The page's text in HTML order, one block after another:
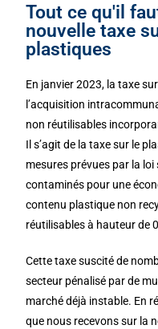
Tout ce qu'il
nouvelle taxe
plastiques
En janvier 2023, la taxe
l’acquisition
non réutilisables
Il s’agit de la taxe sur le
mesures prévues par la
contaminés pour une
contenu plastique non
réutilisables à hauteur de
Cette taxe suscité de
secteur pénalisé par de
marché déjà instable. En
que nous recevons sur la